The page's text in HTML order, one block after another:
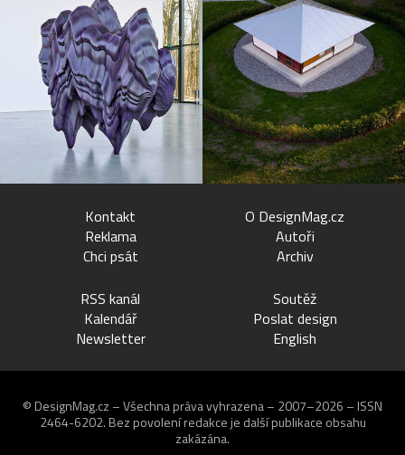
Kontakt
Reklama
Chci psát
O DesignMag.cz
Autoři
Archiv
RSS kanál
Kalendář
Newsletter
Soutěž
Poslat design
English
© DesignMag.cz – Všechna práva vyhrazena – 2007–2026 – ISSN
2464-6202. Bez povolení redakce je další publikace obsahu
zakázána.